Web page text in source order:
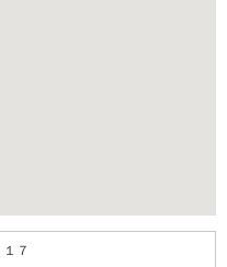
１７